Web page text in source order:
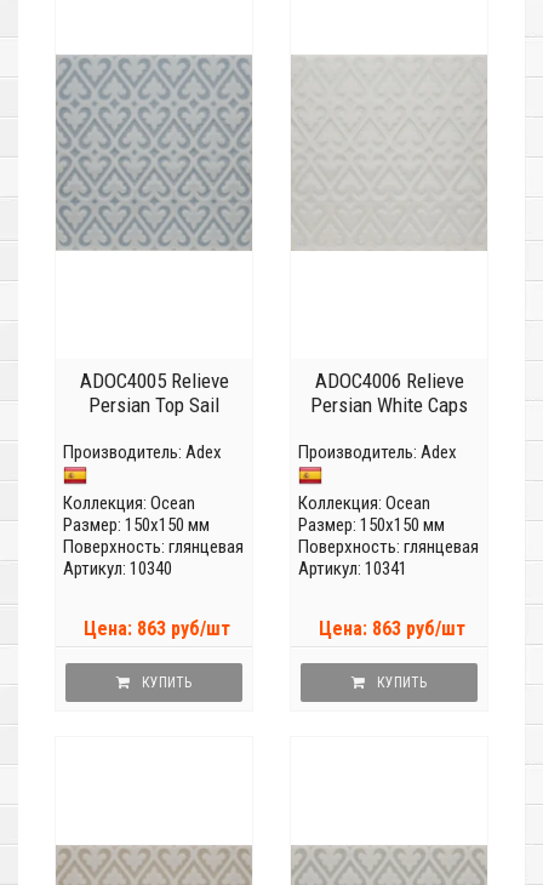
ADOC4005 Relieve
Persian Top Sail
Производитель: Adex
Коллекция: Ocean
Размер: 150x150 мм
Поверхность: глянцевая
Артикул: 10340
Цена: 863 руб/шт
КУПИТЬ
ADOC4006 Relieve
Persian White Caps
Производитель: Adex
Коллекция: Ocean
Размер: 150x150 мм
Поверхность: глянцевая
Артикул: 10341
Цена: 863 руб/шт
КУПИТЬ